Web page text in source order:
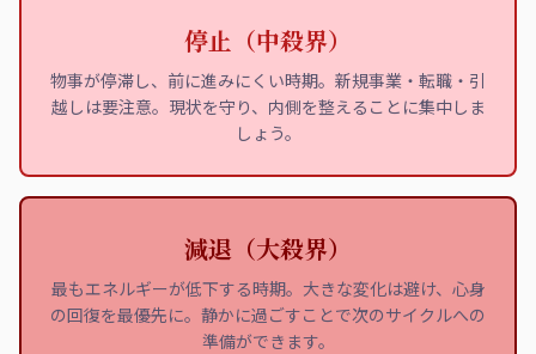
停止（中殺界）
物事が停滞し、前に進みにくい時期。新規事業・転職・引
越しは要注意。現状を守り、内側を整えることに集中しま
しょう。
減退（大殺界）
最もエネルギーが低下する時期。大きな変化は避け、心身
の回復を最優先に。静かに過ごすことで次のサイクルへの
準備ができます。